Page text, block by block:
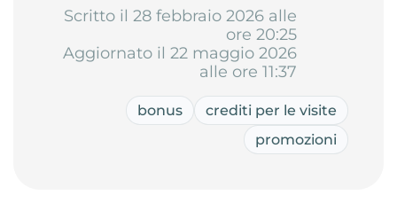
Scritto il 28 febbraio 2026 alle
ore 20:25
Aggiornato il 22 maggio 2026
alle ore 11:37
bonus
crediti per le visite
promozioni